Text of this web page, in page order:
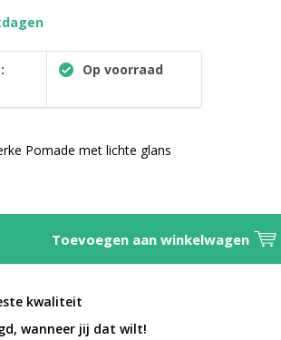
Op voorraad
Pomade met lichte glans
Toevoegen aan winkelwagen
kwaliteit
wanneer jij dat wilt!